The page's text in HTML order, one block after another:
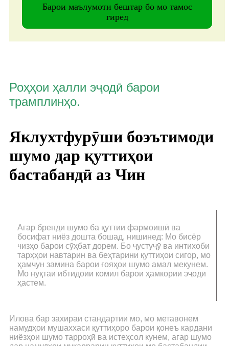
Барои маълумоти бештар бо мо тамос
гиред
Роҳҳои ҳалли эҷодӣ барои
трамплинҳо.
Яклухтфурӯши боэътимоди
шумо дар қуттиҳои
бастабандӣ аз Чин
Агар бренди шумо ба қуттии фармоишӣ ва
босифат ниёз дошта бошад, нишинед: Мо бисёр
чизҳо барои сӯҳбат дорем. Бо ҷустуҷӯ ва интихоби
тарҳҳои навтарин ва беҳтарини қуттиҳои сигор, мо
ҳамчун замина барои ғояҳои шумо амал мекунем.
Мо нуқтаи ибтидоии комил барои ҳамкории эҷодӣ
ҳастем.
Илова бар захираи стандартии мо, мо метавонем
намудҳои мушаххаси қуттиҳоро барои қонеъ кардани
ниёзҳои шумо тарроҳӣ ва истеҳсол кунем, агар шумо